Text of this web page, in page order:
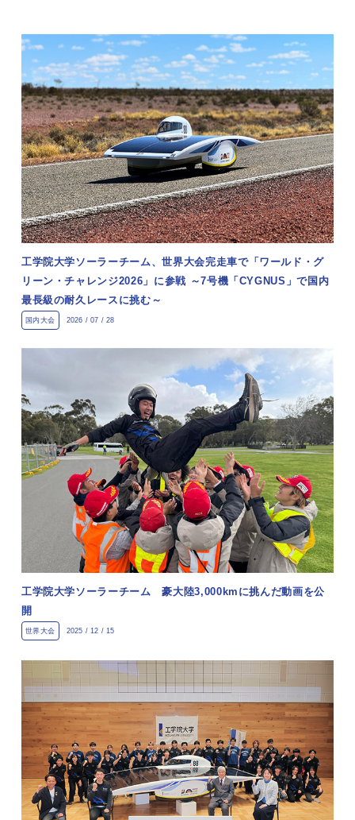
工学院大学ソーラーチーム、世界大会完走車で「ワールド・グ
リーン・チャレンジ2026」に参戦 ～7号機「CYGNUS」で国内
最長級の耐久レースに挑む～
国内大会 2026 / 07 / 28
工学院大学ソーラーチーム 豪大陸3,000kmに挑んだ動画を公
開
世界大会 2025 / 12 / 15